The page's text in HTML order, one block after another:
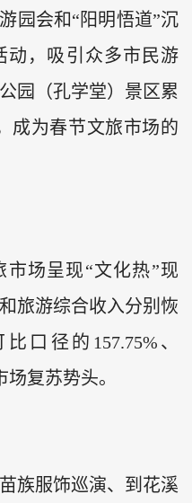
园会和“阳明悟道”沉
动，吸引众多市民游
园（孔学堂）景区累
成为春节文旅市场的
场呈现“文化热”现
旅游综合收入分别恢
口径的157.75%、
复苏势头。
族服饰巡演、到花溪